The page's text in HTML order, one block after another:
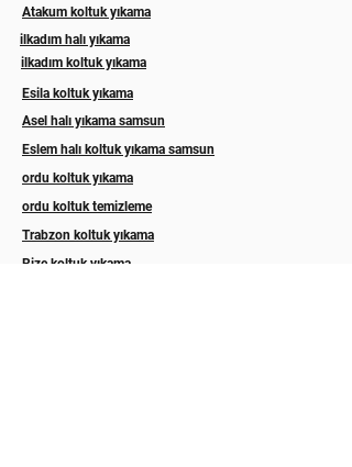
Atakum koltuk yıkama
ilkadım halı yıkama
ilkadım koltuk yıkama
Esila koltuk yıkama
Asel halı yıkama samsun
Eslem halı koltuk yıkama samsun
ordu koltuk yıkama
ordu koltuk temizleme
Trabzon koltuk yıkama
Rize koltuk yıkama